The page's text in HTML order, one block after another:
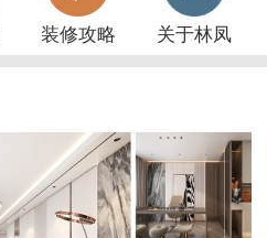
装修攻略 关于林凤